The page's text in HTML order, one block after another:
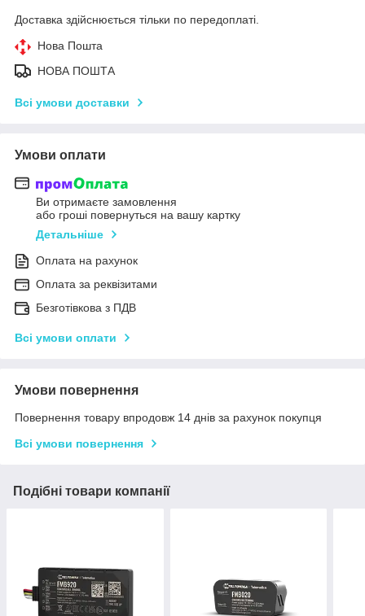
Доставка здійснюється тільки по передоплаті.
Нова Пошта
НОВА ПОШТА
Всі умови доставки
Умови оплати
Ви отримаєте замовлення
або гроші повернуться на вашу картку
Детальніше
Оплата на рахунок
Оплата за реквізитами
Безготівкова з ПДВ
Всі умови оплати
Умови повернення
Повернення товару впродовж 14 днів за рахунок покупця
Всі умови повернення
Подібні товари компанії